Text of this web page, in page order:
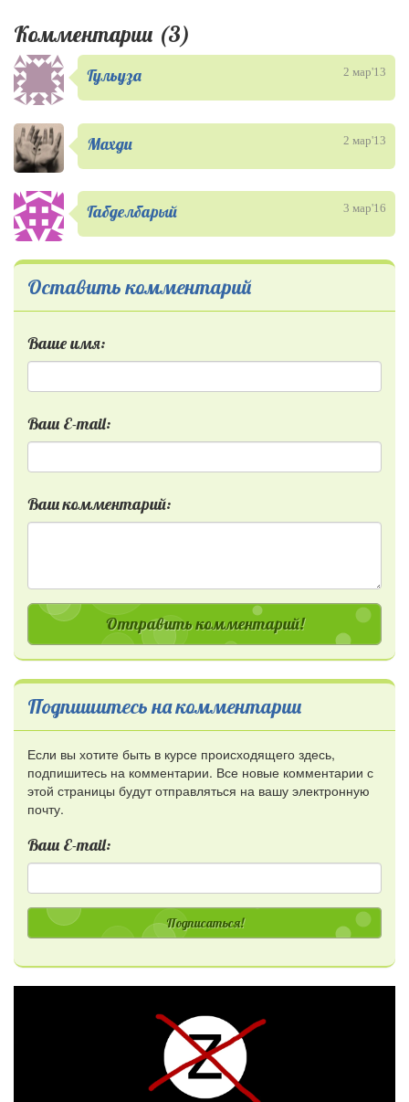
Комментарии (3)
Гульуза 2 мар'13
Махди 2 мар'13
Габделбарый 3 мар'16
Оставить комментарий
Ваше имя:
Ваш E-mail:
Ваш комментарий:
Отправить комментарий!
Подпишитесь на комментарии
Если вы хотите быть в курсе происходящего здесь,
подпишитесь на комментарии. Все новые комментарии с
этой страницы будут отправляться на вашу электронную
почту.
Ваш E-mail:
Подписаться!